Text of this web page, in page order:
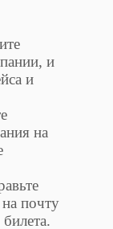
и
и
на
почту